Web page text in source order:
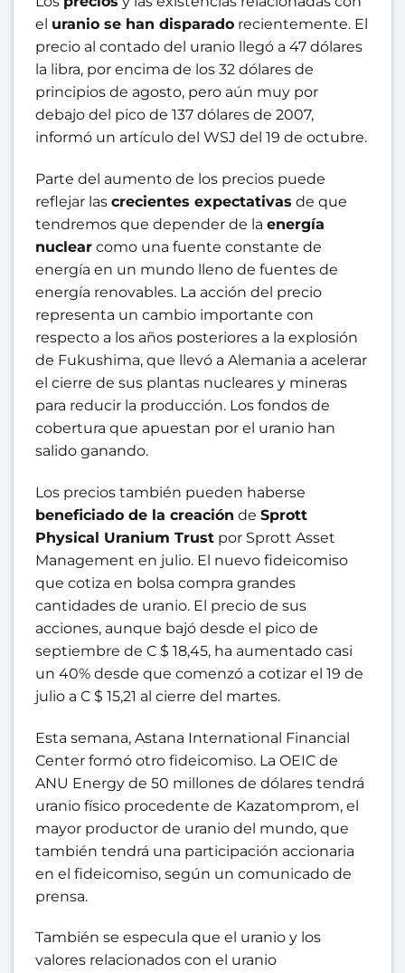
el uranio se han disparado recientemente. El
precio al contado del uranio llegó a 47 dólares
la libra, por encima de los 32 dólares de
principios de agosto, pero aún muy por
debajo del pico de 137 dólares de 2007,
informó un artículo del WSJ del 19 de octubre.
Parte del aumento de los precios puede
reflejar las crecientes expectativas de que
tendremos que depender de la energía
nuclear como una fuente constante de
energía en un mundo lleno de fuentes de
energía renovables. La acción del precio
representa un cambio importante con
respecto a los años posteriores a la explosión
de Fukushima, que llevó a Alemania a acelerar
el cierre de sus plantas nucleares y mineras
para reducir la producción. Los fondos de
cobertura que apuestan por el uranio han
salido ganando.
Los precios también pueden haberse
beneficiado de la creación de Sprott
Physical Uranium Trust por Sprott Asset
Management en julio. El nuevo fideicomiso
que cotiza en bolsa compra grandes
cantidades de uranio. El precio de sus
acciones, aunque bajó desde el pico de
septiembre de C $ 18,45, ha aumentado casi
un 40% desde que comenzó a cotizar el 19 de
julio a C $ 15,21 al cierre del martes.
Esta semana, Astana International Financial
Center formó otro fideicomiso. La OEIC de
ANU Energy de 50 millones de dólares tendrá
uranio físico procedente de Kazatomprom, el
mayor productor de uranio del mundo, que
también tendrá una participación accionaria
en el fideicomiso, según un comunicado de
prensa.
También se especula que el uranio y los
valores relacionados con el uranio